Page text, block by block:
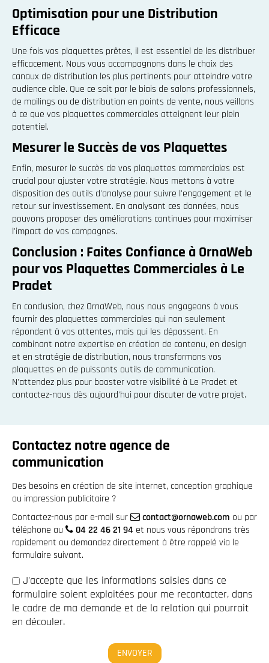
Optimisation pour une Distribution
Efficace
Une fois vos plaquettes prêtes, il est essentiel de les distribuer
efficacement. Nous vous accompagnons dans le choix des
canaux de distribution les plus pertinents pour atteindre votre
audience cible. Que ce soit par le biais de salons professionnels,
de mailings ou de distribution en points de vente, nous veillons
à ce que vos plaquettes commerciales atteignent leur plein
potentiel.
Mesurer le Succès de vos Plaquettes
Enfin, mesurer le succès de vos plaquettes commerciales est
crucial pour ajuster votre stratégie. Nous mettons à votre
disposition des outils d'analyse pour suivre l'engagement et le
retour sur investissement. En analysant ces données, nous
pouvons proposer des améliorations continues pour maximiser
l'impact de vos campagnes.
Conclusion : Faites Confiance à OrnaWeb
pour vos Plaquettes Commerciales à Le
Pradet
En conclusion, chez OrnaWeb, nous nous engageons à vous
fournir des plaquettes commerciales qui non seulement
répondent à vos attentes, mais qui les dépassent. En
combinant notre expertise en création de contenu, en design
et en stratégie de distribution, nous transformons vos
plaquettes en de puissants outils de communication.
N'attendez plus pour booster votre visibilité à Le Pradet et
contactez-nous dès aujourd'hui pour discuter de votre projet.
Contactez notre agence de
communication
Des besoins en création de site internet, conception graphique
ou impression publicitaire ?
Contactez-nous par e-mail sur
contact@ornaweb.com ou par
téléphone au
04 22 46 21 94 et nous vous répondrons très
rapidement ou demandez directement à être rappelé via le
formulaire suivant.
J'accepte que les informations saisies dans ce
formulaire soient exploitées pour me recontacter, dans
le cadre de ma demande et de la relation qui pourrait
en découler.